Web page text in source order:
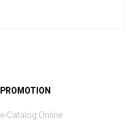
PROMOTION
e-Catalog Online